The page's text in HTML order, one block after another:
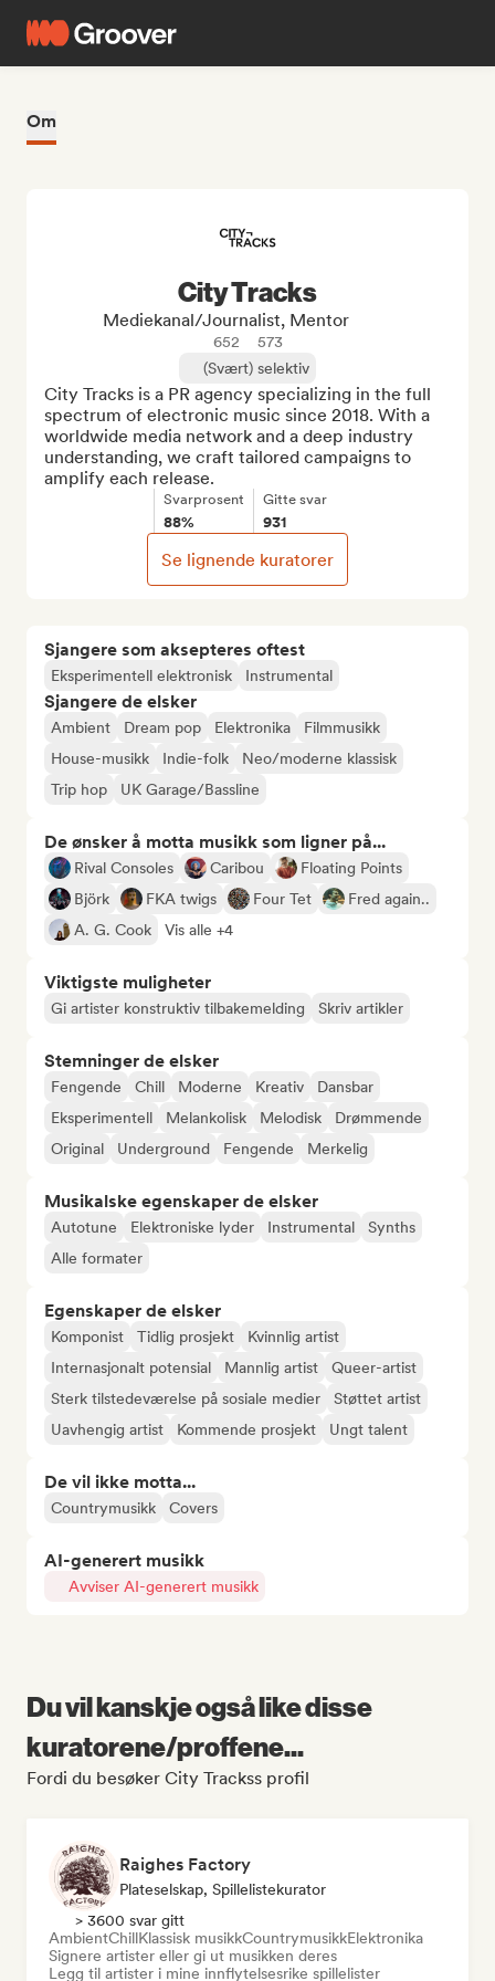
Om
Sjangere som aksepteres oftest
Eksperimentell elektronisk Instrumental
Sjangere de elsker
Ambient Dream pop Elektronika
Filmmusikk
House-musikk
Indie-folk
Neo/moderne klassisk
Trip hop
UK Garage/Bassline
De ønsker å motta musikk som ligner på...
Rival Consoles Caribou
Floating Points
Björk
FKA twigs Four Tet
Fred again..
A. G. Cook
Vis alle +4
Viktigste muligheter
Gi artister konstruktiv tilbakemelding Skriv artikler
Stemninger de elsker
Fengende Chill Moderne Kreativ
Dansbar
Eksperimentell
Melankolisk Melodisk
Drømmende
Original
Underground Fengende Merkelig
Musikalske egenskaper de elsker
Autotune Elektroniske lyder Instrumental
Synths
Alle formater
Egenskaper de elsker
Komponist Tidlig prosjekt
Kvinnlig artist
Internasjonalt potensial
Mannlig artist
Queer-artist
Sterk tilstedeværelse på sosiale medier
Støttet artist
Uavhengig artist
Kommende prosjekt Ungt talent
De vil ikke motta...
Countrymusikk Covers
AI-generert musikk
Avviser AI-generert musikk
City Tracks
Mediekanal/journalist, Mentor
652
573
(Svært) selektiv
City Tracks is a PR agency specializing in the full
spectrum of electronic music since 2018. With a
worldwide media network and a deep industry
understanding, we craft tailored campaigns to
amplify each release.
Svarprosent
88%
Gitte svar
931
Se lignende kuratorer
Du vil kanskje også like disse
kuratorene/proffene...
Fordi du besøker City Trackss profil
Raighes Factory
Plateselskap, Spillelistekurator
> 3600 svar gitt
AmbientChillKlassisk musikkCountrymusikkElektronika
Signere artister eller gi ut musikken deres
Legg til artister i mine innflytelsesrike spillelister